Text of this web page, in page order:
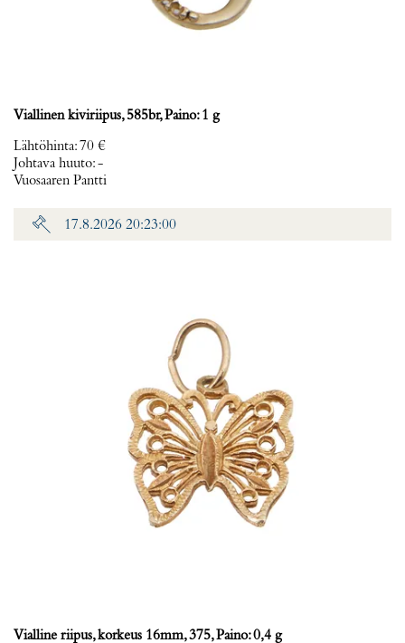
Viallinen kiviriipus, 585br, Paino: 1 g
Lähtöhinta:70 €
Johtava huuto:-
Vuosaaren Pantti
17.8.2026 20:23:00
Vialline riipus, korkeus 16mm, 375, Paino: 0,4 g